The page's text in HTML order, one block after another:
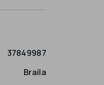
37849987
Braila